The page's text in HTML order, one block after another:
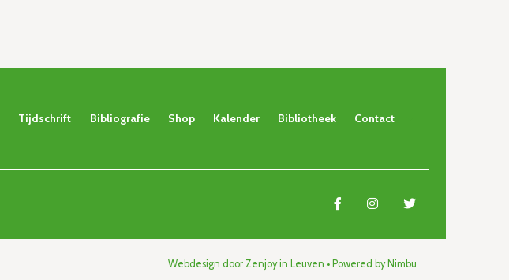
Tijdschrift Bibliografie Shop Kalender Bibliotheek Contact
Webdesign door Zenjoy in Leuven • Powered by Nimbu